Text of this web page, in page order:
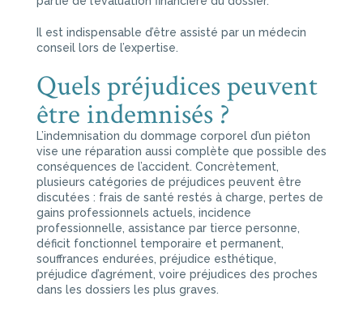
Il est indispensable d’être assisté par un médecin
conseil lors de l’expertise.
Quels préjudices peuvent
être indemnisés ?
L’indemnisation du dommage corporel d’un piéton
vise une réparation aussi complète que possible des
conséquences de l’accident. Concrètement,
plusieurs catégories de préjudices peuvent être
discutées : frais de santé restés à charge, pertes de
gains professionnels actuels, incidence
professionnelle, assistance par tierce personne,
déficit fonctionnel temporaire et permanent,
souffrances endurées, préjudice esthétique,
préjudice d’agrément, voire préjudices des proches
dans les dossiers les plus graves.